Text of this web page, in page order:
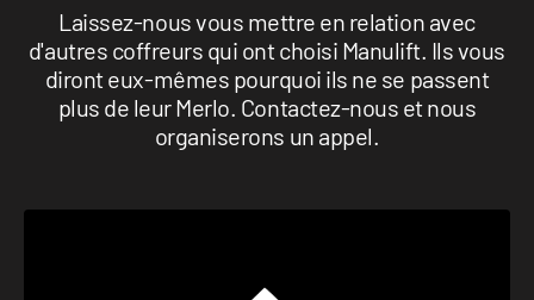
Laissez-nous vous mettre en relation avec
d'autres coffreurs qui ont choisi Manulift. Ils vous
diront eux-mêmes pourquoi ils ne se passent
plus de leur Merlo. Contactez-nous et nous
organiserons un appel.